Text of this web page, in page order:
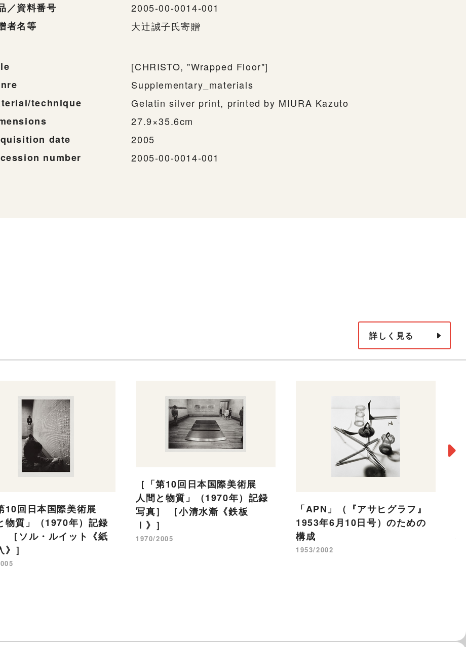
／資料番号
2005-00-0014-001
者名等
大辻誠子氏寄贈
[CHRISTO, "Wrapped Floor"]
Supplementary_materials
technique
Gelatin silver print, printed by MIURA Kazuto
27.9×35.6cm
date
2005
number
2005-00-0014-001
詳しく見る
10回日本国際美術展
物質」（1970年）記録
［ソル・ルイット《紙
］
［「第10回日本国際美術展
人間と物質」（1970年）記録
写真］ ［小清水漸《鉄板
Ⅰ》］
1970/2005
「APN」（『アサヒグラフ』
1953年6月10日号）のための
構成
1953/2002